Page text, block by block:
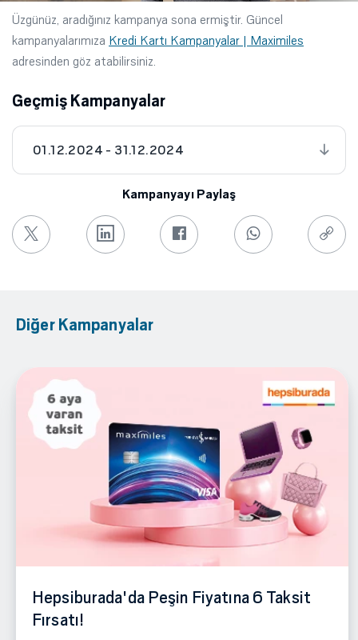
Üzgünüz, aradığınız kampanya sona ermiştir. Güncel
kampanyalarımıza Kredi Kartı Kampanyalar | Maximiles
adresinden göz atabilirsiniz.
Geçmiş Kampanyalar
01.12.2024 - 31.12.2024
Kampanyayı Paylaş
Diğer Kampanyalar
Hepsiburada'da Peşin Fiyatına 6 Taksit
Fırsatı!